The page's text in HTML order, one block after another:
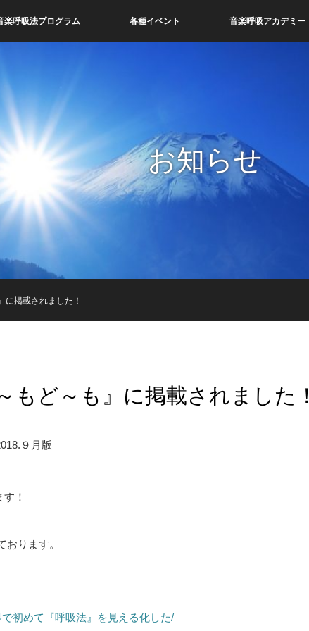
楽呼吸法プログラム 各種イベント 音楽呼吸アカデミー
お知らせ
に掲載されました！
もど～も』に掲載されました！
９月版
！
おります。
初めて『呼吸法』を見える化した/